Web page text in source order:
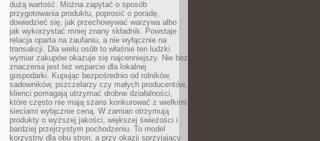
dużą wartość. Można zapytać o sposób
przygotowania produktu, poprosić o poradę,
dowiedzieć się, jak przechowywać warzywa albo
jak wykorzystać mniej znany składnik. Powstaje
relacja oparta na zaufaniu, a nie wyłącznie na
transakcji. Dla wielu osób to właśnie ten ludzki
wymiar zakupów okazuje się najcenniejszy. Nie bez
znaczenia jest też wsparcie dla lokalnej
gospodarki. Kupując bezpośrednio od rolników,
sadowników, pszczelarzy czy małych producentów,
klienci pomagają utrzymać drobne działalności,
które często nie mają szans konkurować z wielkimi
sieciami wyłącznie ceną. W zamian otrzymują
produkty o wyższej jakości, większej świeżości i
bardziej przejrzystym pochodzeniu. To model
korzystny dla obu stron, a przy okazji sprzyjający